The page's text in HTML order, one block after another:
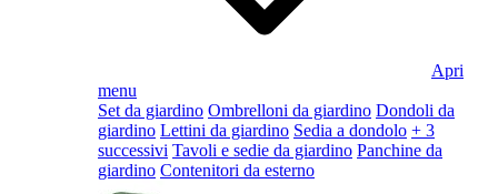
Apri
menu
Set da giardino Ombrelloni da giardino Dondoli da
giardino Lettini da giardino Sedia a dondolo + 3
successivi Tavoli e sedie da giardino Panchine da
giardino Contenitori da esterno